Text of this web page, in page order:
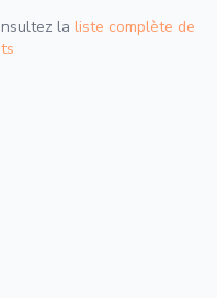
la liste complète de